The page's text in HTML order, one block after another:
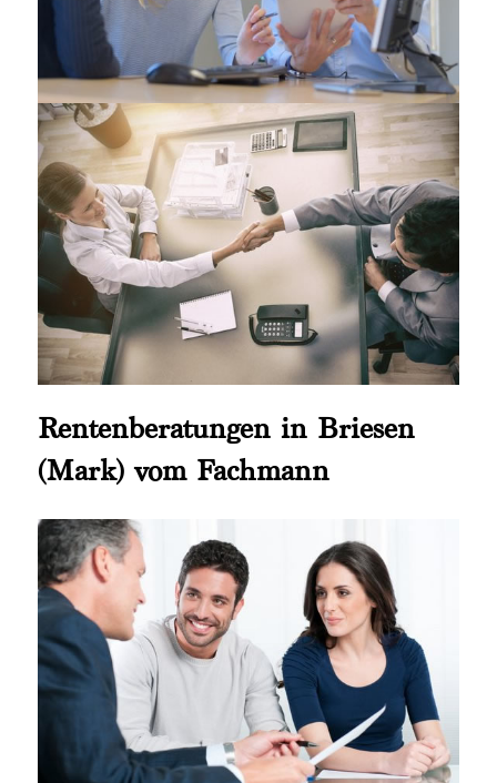
Rentenberatungen in Briesen
(Mark) vom Fachmann